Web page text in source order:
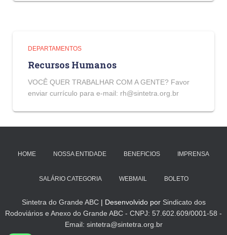
DEPARTAMENTOS
Recursos Humanos
VOCÊ QUER TRABALHAR COM A GENTE? Favor
enviar currículo para e-mail: rh@sintetra.org.br
HOME NOSSA ENTIDADE BENEFICIOS IMPRENSA
SALÁRIO CATEGORIA WEBMAIL BOLETO
Sintetra do Grande ABC| Desenvolvido por Sindicato dos
Rodoviários e Anexo do Grande ABC - CNPJ: 57.602.609/0001-58 -
Email: sintetra@sintetra.org.br